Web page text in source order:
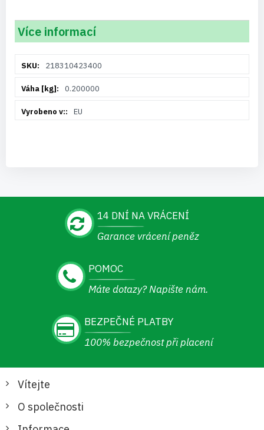
Více informací
informací218310423400
0.200000
EU
14 DNÍ NA VRÁCENÍ
Garance vrácení peněz
POMOC
Máte dotazy? Napište nám.
BEZPEČNÉ PLATBY
100% bezpečnost při placení
Vítejte
O společnosti